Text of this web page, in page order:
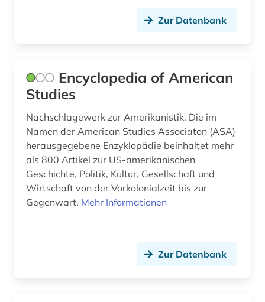
mp3 (1)
musik (3)
nachhaltigkeit (1)
nachrichten (2)
naher osten (2)
Zur Datenbank
Encyclopedia of American
Studies
Nachschlagewerk zur Amerikanistik. Die im
Namen der American Studies Associaton (ASA)
herausgegebene Enzyklopädie beinhaltet mehr
als 800 Artikel zur US-amerikanischen
Geschichte, Politik, Kultur, Gesellschaft und
Wirtschaft von der Vorkolonialzeit bis zur
Gegenwart. Mehr Informationen
Zur Datenbank